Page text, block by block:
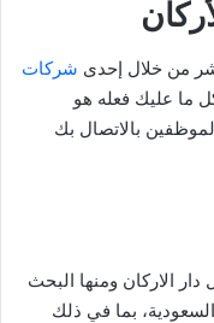
من خلال إحدى شركات
ما عليك فعله هو
بالاتصال بك
الاركان ومنها البحث
بما في ذلك